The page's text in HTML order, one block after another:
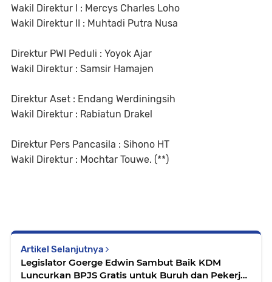
Wakil Direktur I : Mercys Charles Loho
Wakil Direktur II : Muhtadi Putra Nusa
Direktur PWI Peduli : Yoyok Ajar
Wakil Direktur : Samsir Hamajen
Direktur Aset : Endang Werdiningsih
Wakil Direktur : Rabiatun Drakel
Direktur Pers Pancasila : Sihono HT
Wakil Direktur : Mochtar Touwe. (**)
Artikel Selanjutnya
Legislator Goerge Edwin Sambut Baik KDM
Luncurkan BPJS Gratis untuk Buruh dan Pekerja